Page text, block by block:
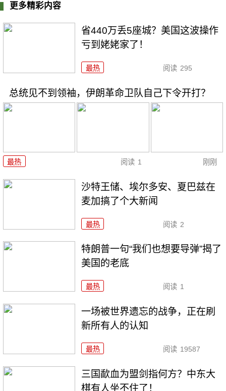
更多精彩内容
省440万丢5座城？美国这波操作
亏到姥姥家了！
最热 阅读 295
总统见不到领袖，伊朗革命卫队自己下令开打？
最热 阅读 1 刚刚
沙特王储、埃尔多安、夏巴兹在
麦加搞了个大新闻
最热 阅读 2
特朗普一句“我们也想要导弹”揭了
美国的老底
最热 阅读 1
一场被世界遗忘的战争，正在刷
新所有人的认知
最热 阅读 19587
三国歃血为盟剑指何方？中东大
棋有人坐不住了！